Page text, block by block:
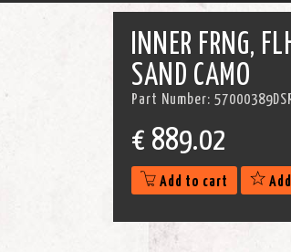
INNER FRNG,
SAND CAMO
Part Number:
€ 889.02
Add to cart